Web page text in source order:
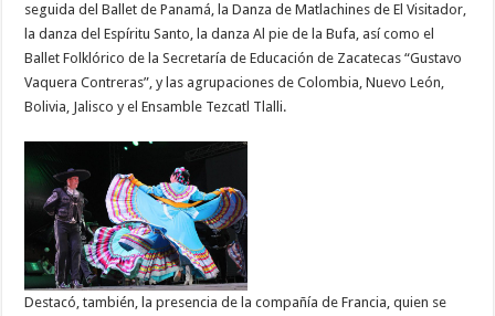
seguida del Ballet de Panamá, la Danza de Matlachines de El Visitador,
la danza del Espíritu Santo, la danza Al pie de la Bufa, así como el
Ballet Folklórico de la Secretaría de Educación de Zacatecas “Gustavo
Vaquera Contreras”, y las agrupaciones de Colombia, Nuevo León,
Bolivia, Jalisco y el Ensamble Tezcatl Tlalli.
Destacó, también, la presencia de la compañía de Francia, quien se